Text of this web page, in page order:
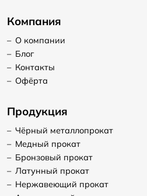
Компания
– О компании
– Блог
– Контакты
– Офёрта
Продукция
– Чёрный металлопрокат
– Медный прокат
– Бронзовый прокат
– Латунный прокат
– Нержавеющий прокат